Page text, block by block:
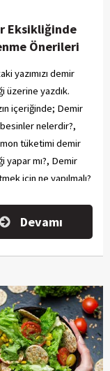
Eksikliğinde
Önerileri
yazımızı demir
üzerine yazdık.
içeriğinde; Demir
nelerdir?,
tüketimi demir
yapar mı?, Demir
için ne yapılmalı?
sorularının
bulabilirsiniz. İyi
Devamı